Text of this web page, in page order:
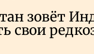
зовёт
свои